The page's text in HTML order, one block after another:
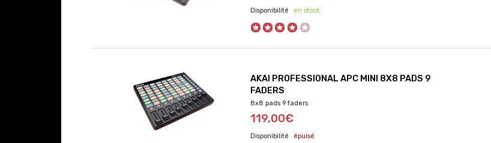
en stock
AKAI PROFESSIONAL APC MINI 8X8 PADS 9
FADERS
8x8 pads 9 faders
119,00€
épuisé